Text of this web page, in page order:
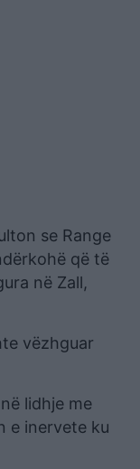
se Range
që të
në Zall,
vëzhguar
lidhje me
e inervete ku